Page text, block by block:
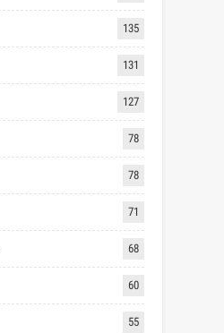
135
131
127
78
78
71
68
60
55